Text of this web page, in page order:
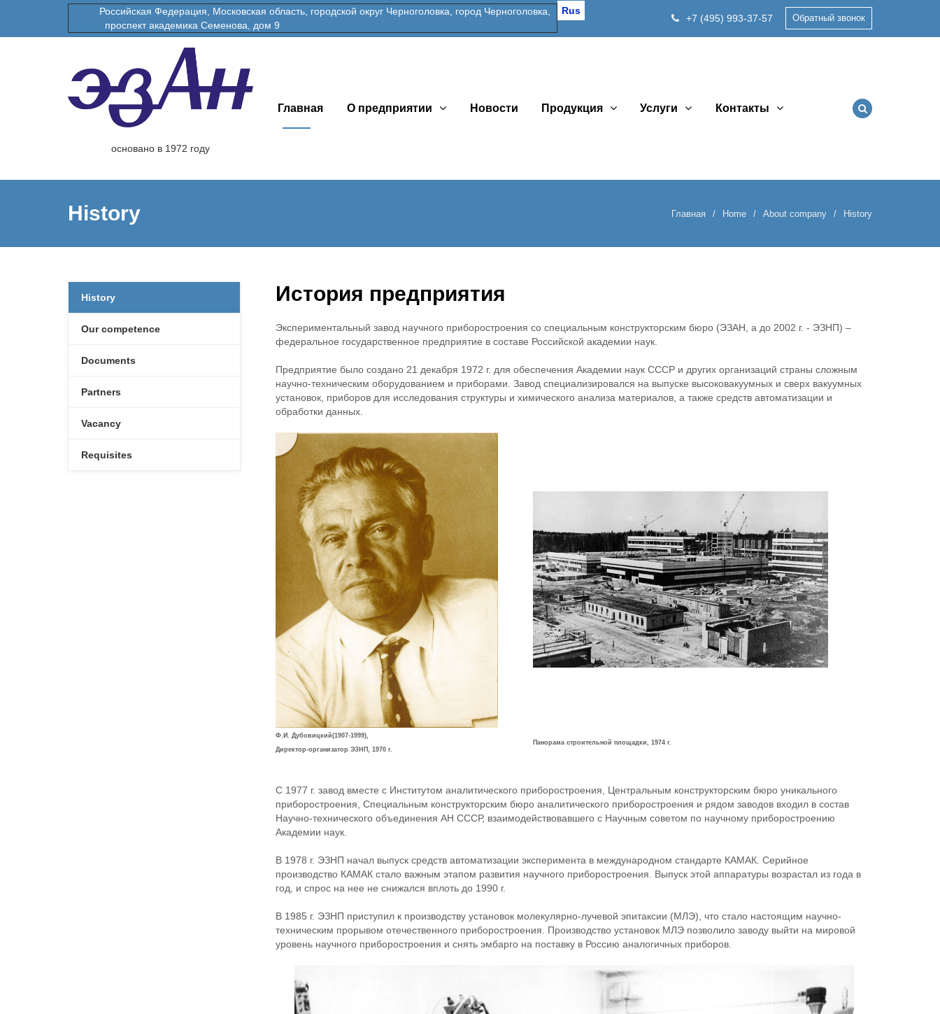
Rus
Российская Федерация, Московская область, городской округ Черноголовка, город Черноголовка,
проспект академика Семенова, дом 9
+7 (495) 993-37-57 Обратный звонок
основано в 1972 году
Главная О предприятии Новости Продукция Услуги Контакты
History Главная Home About company History
История предприятия
Экспериментальный завод научного приборостроения со специальным конструкторским бюро (ЭЗАН, а до 2002 г. - ЭЗНП) –
федеральное государственное предприятие в составе Российской академии наук.
Предприятие было создано 21 декабря 1972 г. для обеспечения Академии наук СССР и других организаций страны сложным
научно-техническим оборудованием и приборами. Завод специализировался на выпуске высоковакуумных и сверх вакуумных
установок, приборов для исследования структуры и химического анализа материалов, а также средств автоматизации и
обработки данных.
Ф.И. Дубовицкий(1907-1999),
Директор-организатор ЭЗНП, 1970 г.
Панорама строительной площадки, 1974 г.
С 1977 г. завод вместе с Институтом аналитического приборостроения, Центральным конструкторским бюро уникального
приборостроения, Специальным конструкторским бюро аналитического приборостроения и рядом заводов входил в состав
Научно-технического объединения АН СССР, взаимодействовавшего с Научным советом по научному приборостроению
Академии наук.
В 1978 г. ЭЗНП начал выпуск средств автоматизации эксперимента в международном стандарте КАМАК. Серийное
производство КАМАК стало важным этапом развития научного приборостроения. Выпуск этой аппаратуры возрастал из года в
год, и спрос на нее не снижался вплоть до 1990 г.
В 1985 г. ЭЗНП приступил к производству установок молекулярно-лучевой эпитаксии (МЛЭ), что стало настоящим научно-
техническим прорывом отечественного приборостроения. Производство установок МЛЭ позволило заводу выйти на мировой
уровень научного приборостроения и снять эмбарго на поставку в Россию аналогичных приборов.
History
Our competence
Documents
Partners
Vacancy
Requisites